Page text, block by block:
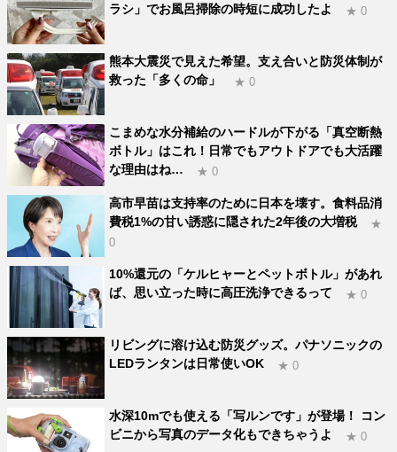
ラシ」でお風呂掃除の時短に成功したよ
★ 0
熊本大震災で見えた希望。支え合いと防災体制が
救った「多くの命」
★ 0
こまめな水分補給のハードルが下がる「真空断熱
ボトル」はこれ！日常でもアウトドアでも大活躍
な理由はね…
★ 0
高市早苗は支持率のために日本を壊す。食料品消
費税1%の甘い誘惑に隠された2年後の大増税
★
0
10%還元の「ケルヒャーとペットボトル」があれ
ば、思い立った時に高圧洗浄できるって
★ 0
リビングに溶け込む防災グッズ。パナソニックの
LEDランタンは日常使いOK
★ 0
水深10mでも使える「写ルンです」が登場！ コン
ビニから写真のデータ化もできちゃうよ
★ 0